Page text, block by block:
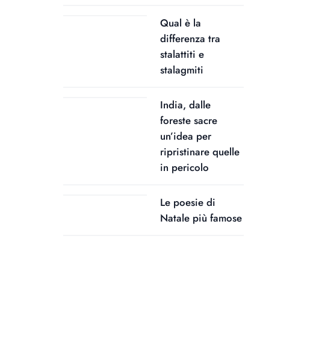
Qual è la
differenza tra
stalattiti e
stalagmiti
India, dalle
foreste sacre
un’idea per
ripristinare quelle
in pericolo
Le poesie di
Natale più famose